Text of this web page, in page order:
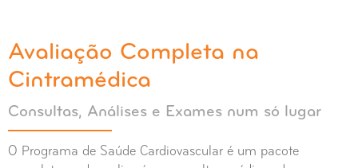
Avaliação Completa na
Cintramédica
Consultas, Análises e Exames num só lugar
O Programa de Saúde Cardiovascular é um pacote